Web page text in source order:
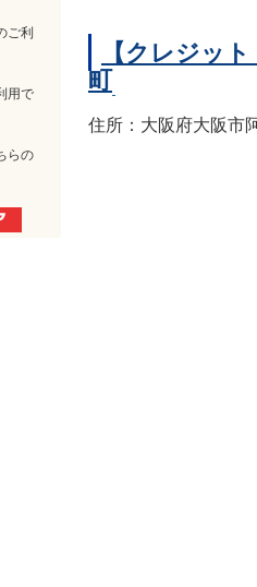
ご利
用で
らの
【クレジッ
町
住所：大阪府大阪市